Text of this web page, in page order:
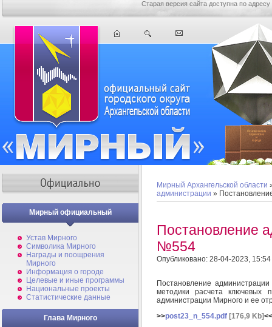
Старая версия сайта доступна по адресу
Мирный официальный
Устав Мирного
Символика Мирного
Награды и поощрения
Мирного
Информация о городе
Целевые и иные программы
Национальные проекты
Статистические данные
Глава Мирного
Мирный Архангельской области
администрации »
Постановление
№554
Опубликовано: 28-04-2023, 15:54
Постановление
методики расчета ключевых
администрации Мирного и ее
>>post23_n_554.pdf [176,9 Kb]<<